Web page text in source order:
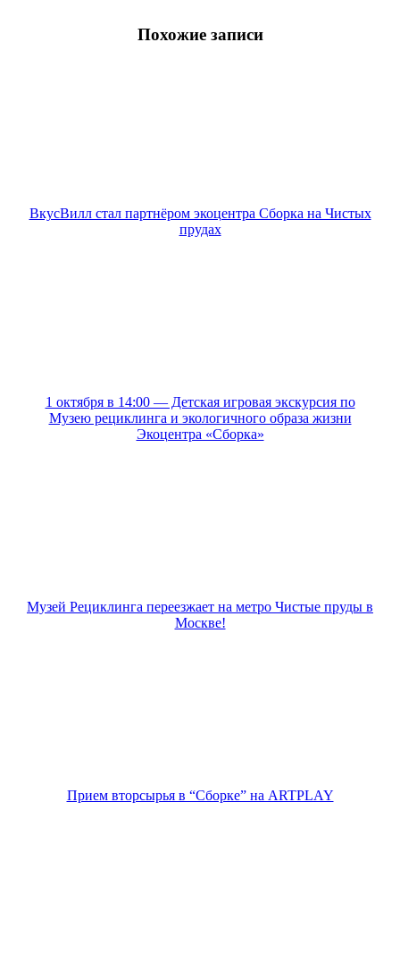
Похожие записи
ВкусВилл стал партнёром экоцентра Сборка на Чистых
прудах
1 октября в 14:00 — Детская игровая экскурсия по
Музею рециклинга и экологичного образа жизни
Экоцентра «Сборка»
Музей Рециклинга переезжает на метро Чистые пруды в
Москве!
Прием вторсырья в “Сборке” на ARTPLAY